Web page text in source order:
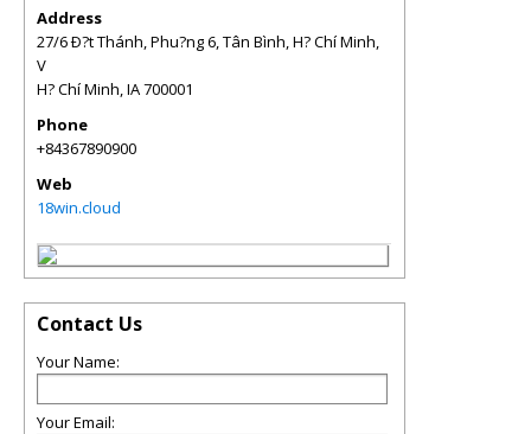
Address
27/6 Ð?t Thánh, Phu?ng 6, Tân Bình, H? Chí Minh,
V
H? Chí Minh,IA700001
Phone
+84367890900
Web
18win.cloud
Contact Us
Your Name:
Your Email: